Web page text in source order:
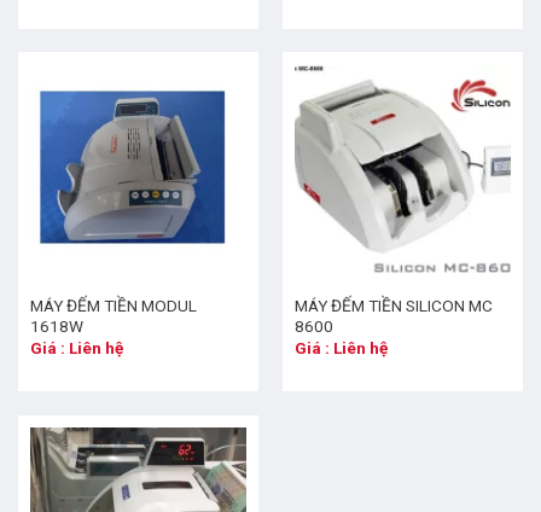
MÁY ĐẾM TIỀN MODUL
1618W
Giá : Liên hệ
MÁY ĐẾM TIỀN SILICON MC
8600
Giá : Liên hệ